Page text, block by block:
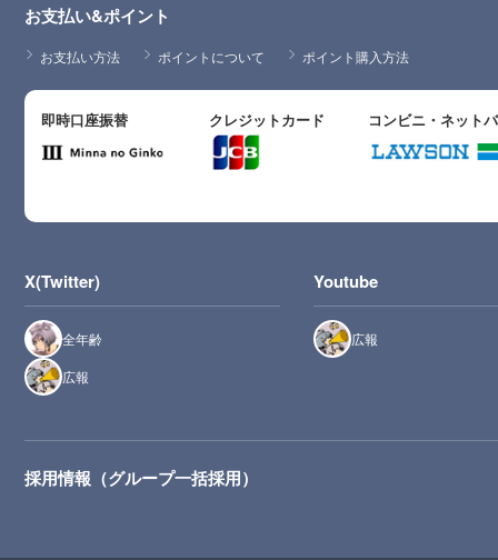
お支払い&ポイント
お支払い方法 ポイントについて ポイント購入方法
即時口座振替 クレジットカード コンビニ・ネット
X(Twitter)
全年齢
広報
Youtube
広報
採用情報（グループ一括採用）